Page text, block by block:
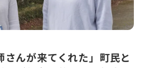
さんが来てくれた」町民と